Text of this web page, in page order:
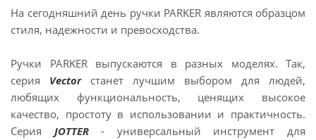
На сегодняшний день ручки PARKER являются образцом
стиля, надежности и превосходства.
Ручки PARKER выпускаются в разных моделях. Так,
серия Vectorстанет лучшим выбором для людей,
любящих функциональность, ценящих высокое
качество, простоту в использовании и практичность.
Серия JOTTER- универсальный инструмент для